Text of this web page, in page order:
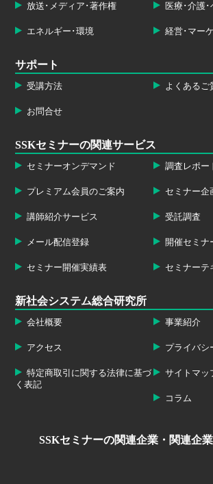
放送･メディア･著作権 医療･介護
エネルギー･環境 経営･マー
サポート
受講方法 よくあるご
お問合せ
SSKセミナーの関連サービス
セミナーオンデマンド 調査レポー
プレミアム会員のご案内 セミナー企
講師紹介サービス 受託調査
メール配信登録 開催セミナ
セミナー開催実績表 セミナーテ
新社会システム総合研究所
会社概要 事業紹介
アクセス プライバシ
特定商取引に関する法律に基づ
く表記
サイトマッ
コラム
SSKセミナーの関連企業・関連企